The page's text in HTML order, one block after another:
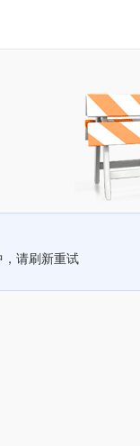
，请刷新重试